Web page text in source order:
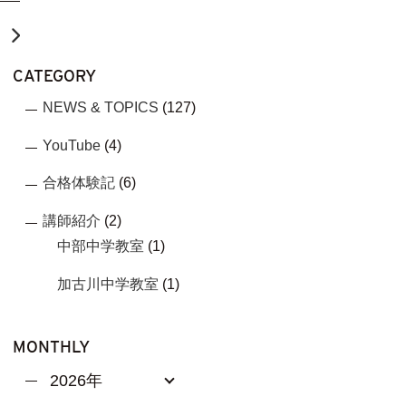
CATEGORY
NEWS & TOPICS (127)
YouTube (4)
合格体験記 (6)
講師紹介 (2)
中部中学教室 (1)
加古川中学教室 (1)
MONTHLY
2026年